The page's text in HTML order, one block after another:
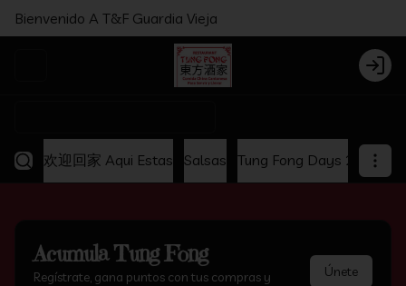
Bienvenido A T&F Guardia Vieja
Login
欢迎回家 Aqui Estas Salsas Tung Fong Days 2x1
AcumulaTung Fong
Regístrate, gana puntos con tus compras y
Únete